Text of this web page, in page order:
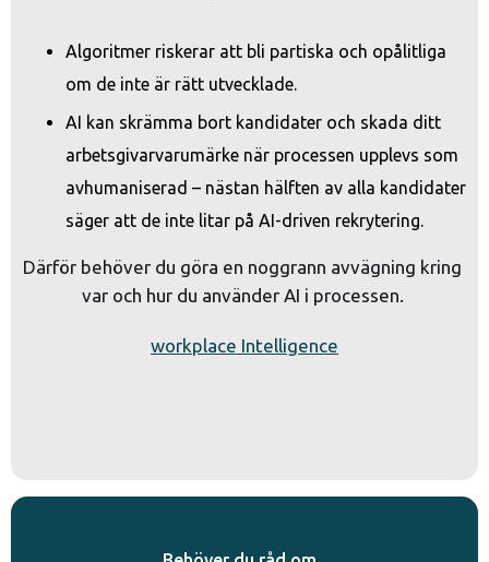
Algoritmer riskerar att bli partiska och opålitliga
om de inte är rätt utvecklade.
AI kan skrämma bort kandidater och skada ditt
arbetsgivarvarumärke när processen upplevs som
avhumaniserad – nästan hälften av alla kandidater
säger att de inte litar på AI-driven rekrytering.
Därför behöver du göra en noggrann avvägning kring
var och hur du använder AI i processen.
workplace Intelligence